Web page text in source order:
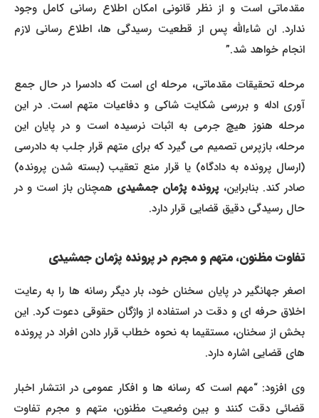
مقدماتی است و از نظر قانونی امکان اطلاع رسانی کامل وجود
ندارد. ان شاءالله پس از قطعیت رسیدگی ها، اطلاع رسانی لازم
انجام خواهد شد.”
مرحله تحقیقات مقدماتی، مرحله ای است که دادسرا در حال جمع
آوری ادله و بررسی شکایت شاکی و دفاعیات متهم است. در این
مرحله هنوز هیچ جرمی به اثبات نرسیده است و در پایان این
مرحله، بازپرس تصمیم می گیرد که برای متهم قرار جلب به دادرسی
(ارسال پرونده به دادگاه) یا قرار منع تعقیب (بسته شدن پرونده)
صادر کند. بنابراین،پرونده پژمان جمشیدیهمچنان باز است و در
حال رسیدگی دقیق قضایی قرار دارد.
تفاوت مظنون، متهم و مجرم در پرونده پژمان جمشیدی
اصغر جهانگیر در پایان سخنان خود، بار دیگر رسانه ها را به رعایت
اخلاق حرفه ای و دقت در استفاده از واژگان حقوقی دعوت کرد. این
بخش از سخنان، مستقیما به نحوه خطاب قرار دادن افراد در پرونده
های قضایی اشاره دارد.
وی افزود: “مهم است که رسانه ها و افکار عمومی در انتشار اخبار
قضائی دقت کنند و بین وضعیت مظنون، متهم و مجرم تفاوت